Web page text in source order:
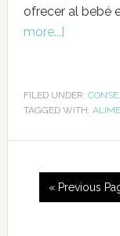
ofrecer al bebé
more...]
FILED UNDER:
TAGGED WITH:
« Previous